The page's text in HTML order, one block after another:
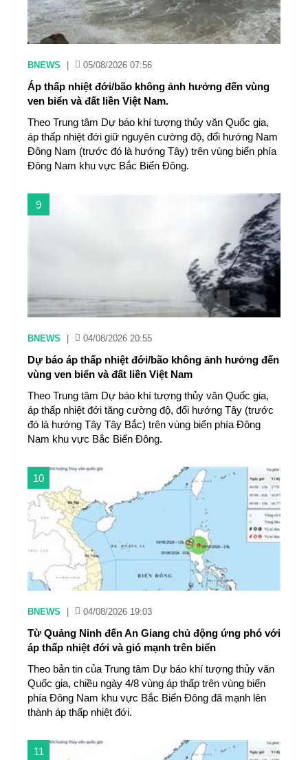
BNEWS 05/08/2026 07:56
Áp thấp nhiệt đới/bão không ảnh hưởng đến vùng
ven biển và đất liền Việt Nam.
Theo Trung tâm Dự báo khí tượng thủy văn Quốc gia,
áp thấp nhiệt đới giữ nguyên cường độ, đổi hướng Nam
Đông Nam (trước đó là hướng Tây) trên vùng biển phía
Đông Nam khu vực Bắc Biển Đông.
9
BNEWS 04/08/2026 20:55
Dự báo áp thấp nhiệt đới/bão không ảnh hưởng đến
vùng ven biển và đất liền Việt Nam
Theo Trung tâm Dự báo khí tượng thủy văn Quốc gia,
áp thấp nhiệt đới tăng cường độ, đổi hướng Tây (trước
đó là hướng Tây Tây Bắc) trên vùng biển phía Đông
Nam khu vực Bắc Biển Đông.
10
BNEWS 04/08/2026 19:03
Từ Quảng Ninh đến An Giang chủ động ứng phó với
áp thấp nhiệt đới và gió mạnh trên biển
Theo bản tin của Trung tâm Dự báo khí tượng thủy văn
Quốc gia, chiều ngày 4/8 vùng áp thấp trên vùng biển
phía Đông Nam khu vực Bắc Biển Đông đã mạnh lên
thành áp thấp nhiệt đới.
11